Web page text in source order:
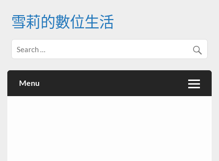
content雪莉的數位生活
Menu